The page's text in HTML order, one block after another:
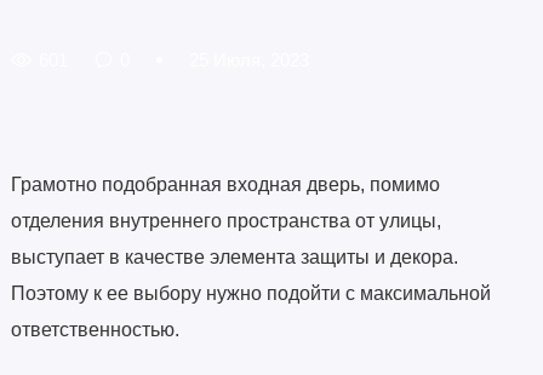
Грамотно подобранная входная дверь, помимо
отделения внутреннего пространства от улицы,
выступает в качестве элемента защиты и декора.
Поэтому к ее выбору нужно подойти с максимальной
ответственностью.